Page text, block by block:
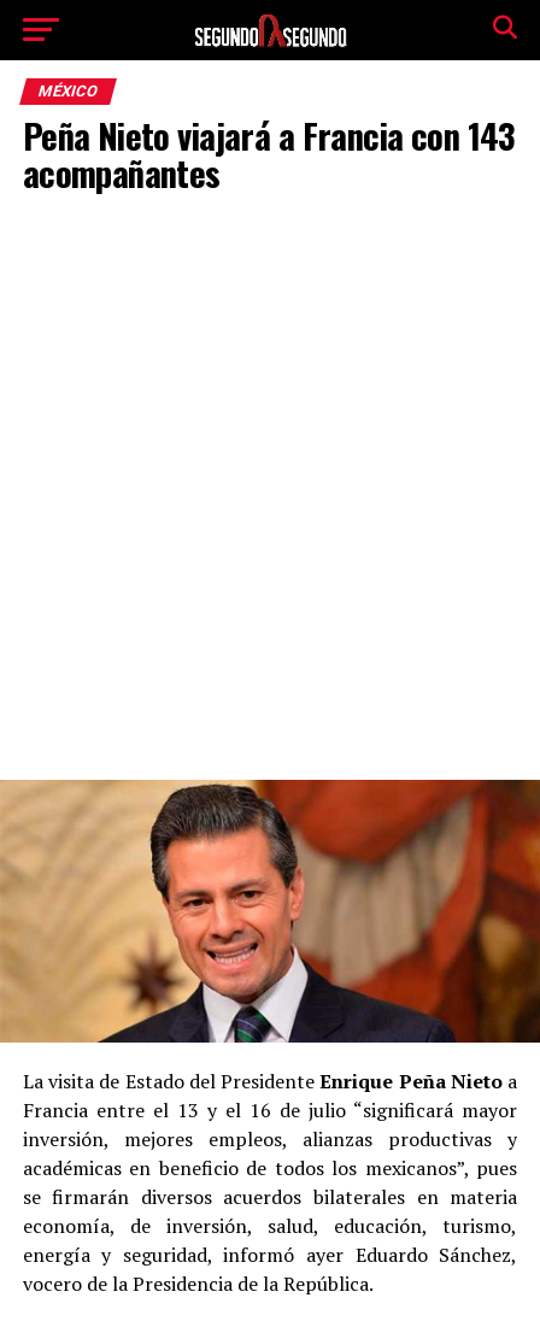
MÉXICO
Peña Nieto viajará a Francia con 143
acompañantes
La visita de Estado del PresidenteEnrique Peña Nieto a
Francia entre el 13 y el 16 de julio “significará mayor
inversión, mejores empleos, alianzas productivas y
académicas en beneficio de todos los mexicanos”, pues
se firmarán diversos acuerdos bilaterales en materia
economía, de inversión, salud, educación, turismo,
energía y seguridad, informó ayer Eduardo Sánchez,
vocero de la Presidencia de la República.